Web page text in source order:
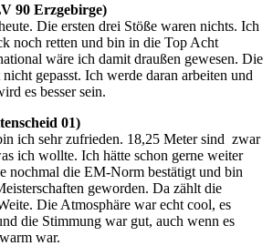
90 Erzgebirge)
Die ersten drei Stöße waren nichts. Ich
noch retten und bin in die Top Acht
wäre ich damit draußen gewesen. Die
gepasst. Ich werde daran arbeiten und
es besser sein.
01)
ich sehr zufrieden. 18,25 Meter sind zwar
ich wollte. Ich hätte schon gerne weiter
nochmal die EM-Norm bestätigt und bin
geworden. Da zählt die
Die Atmosphäre war echt cool, es
die Stimmung war gut, auch wenn es
war.